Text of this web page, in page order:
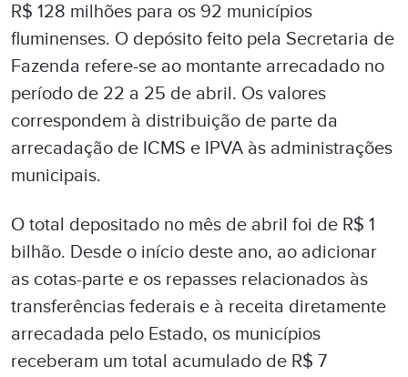
R$ 128 milhões para os 92 municípios
fluminenses. O depósito feito pela Secretaria de
Fazenda refere-se ao montante arrecadado no
período de 22 a 25 de abril. Os valores
correspondem à distribuição de parte da
arrecadação de ICMS e IPVA às administrações
municipais.
O total depositado no mês de abril foi de R$ 1
bilhão. Desde o início deste ano, ao adicionar
as cotas-parte e os repasses relacionados às
transferências federais e à receita diretamente
arrecadada pelo Estado, os municípios
receberam um total acumulado de R$ 7